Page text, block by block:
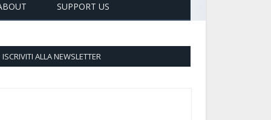
SUPPORT US
ISCRIVITI ALLA NEWSLETTER